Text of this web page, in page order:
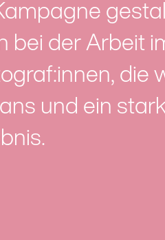
bei der Arbeit
die
und ein